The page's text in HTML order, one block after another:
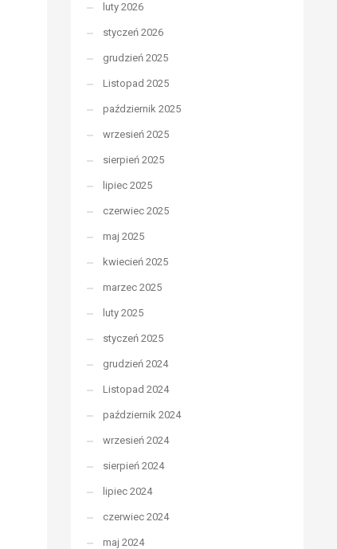
luty 2026
styczeń 2026
grudzień 2025
Listopad 2025
październik 2025
wrzesień 2025
sierpień 2025
lipiec 2025
czerwiec 2025
maj 2025
kwiecień 2025
marzec 2025
luty 2025
styczeń 2025
grudzień 2024
Listopad 2024
październik 2024
wrzesień 2024
sierpień 2024
lipiec 2024
czerwiec 2024
maj 2024